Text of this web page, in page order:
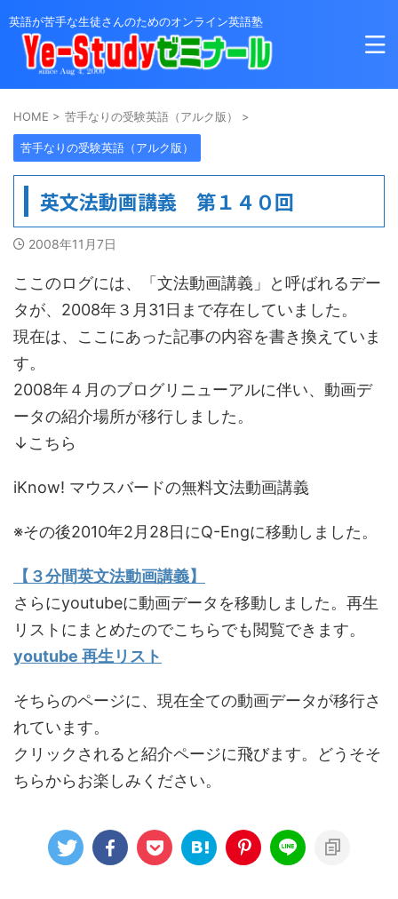
英語が苦手な生徒さんのためのオンライン英語塾
HOME > 苦手なりの受験英語（アルク版） >
苦手なりの受験英語（アルク版）
英文法動画講義 第１４０回
2008年11月7日
ここのログには、「文法動画講義」と呼ばれるデー
タが、2008年３月31日まで存在していました。
現在は、ここにあった記事の内容を書き換えていま
す。
2008年４月のブログリニューアルに伴い、動画デ
ータの紹介場所が移行しました。
↓こちら
iKnow! マウスバードの無料文法動画講義
※その後2010年2月28日にQ-Engに移動しました。
【３分間英文法動画講義】
さらにyoutubeに動画データを移動しました。再生
リストにまとめたのでこちらでも閲覧できます。
youtube 再生リスト
そちらのページに、現在全ての動画データが移行さ
れています。
クリックされると紹介ページに飛びます。どうそそ
ちらからお楽しみください。